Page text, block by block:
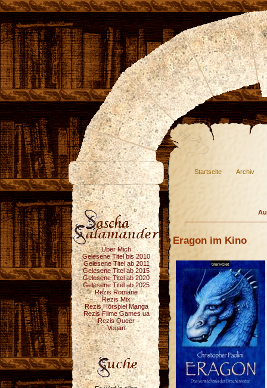
Startseite Archiv
Über Mich
Gelesene Titel bis 2010
Gelesene Titel ab 2011
Gelesene Titel ab 2015
Gelesene Titel ab 2020
Gelesene Titel ab 2025
Rezis Romane
Rezis Mix
Rezis Hörspiel Manga
Rezis Filme Games ua
Rezis Queer
Vegan
Eragon im Kino